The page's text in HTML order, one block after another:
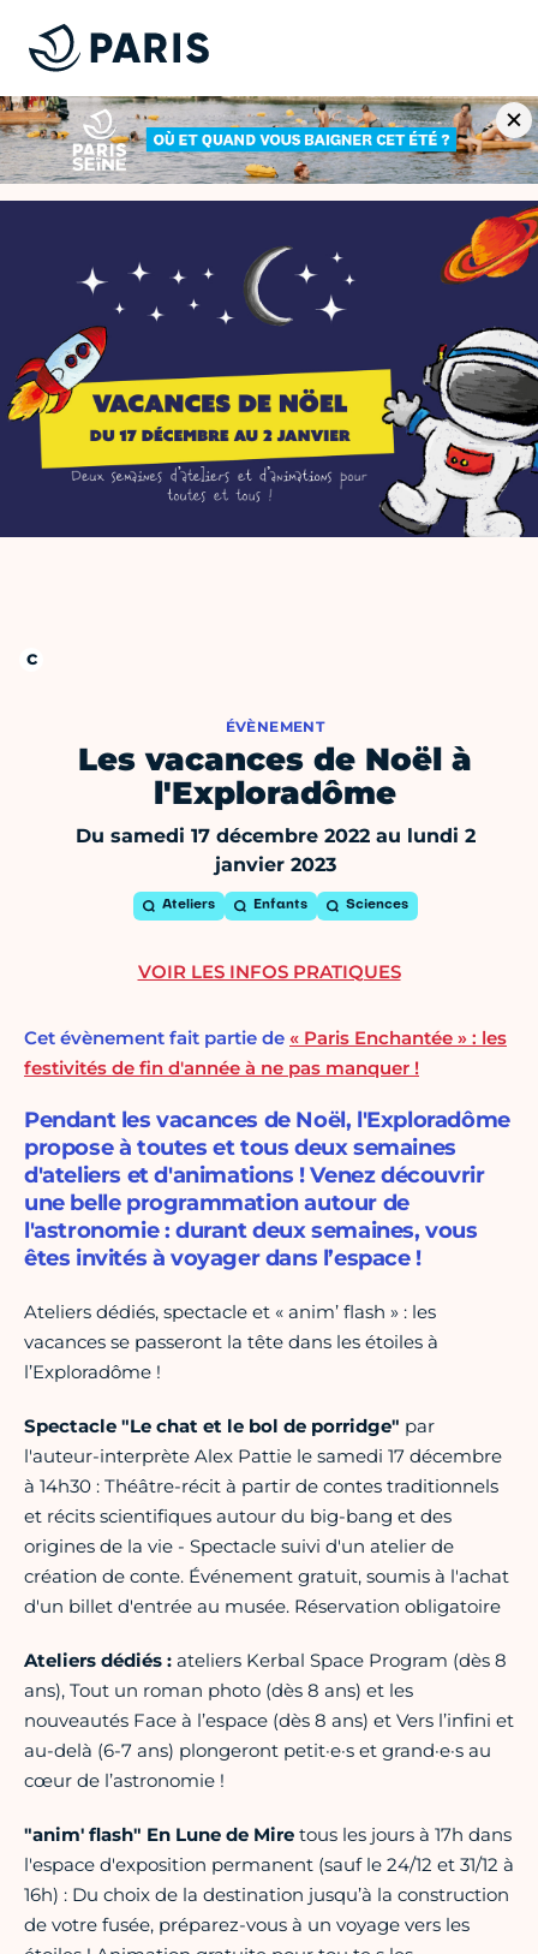
ÉVÈNEMENT
Les vacances de Noël à
l'Exploradôme
Du samedi 17 décembre 2022 au lundi 2
janvier 2023
Ateliers Enfants Sciences
Cet évènement fait partie de « Paris Enchantée » : les
festivités de fin d'année à ne pas manquer !
Pendant les vacances de Noël, l'Exploradôme
propose à toutes et tous deux semaines
d'ateliers et d'animations ! Venez découvrir
une belle programmation autour de
l'astronomie : durant deux semaines, vous
êtes invités à voyager dans l’espace !
Ateliers dédiés, spectacle et « anim’ flash » : les
vacances se passeront la tête dans les étoiles à
l’Exploradôme !
Spectacle "Le chat et le bol de porridge" par
l'auteur-interprète Alex Pattie le samedi 17 décembre
à 14h30 : Théâtre-récit à partir de contes traditionnels
et récits scientifiques autour du big-bang et des
origines de la vie - Spectacle suivi d'un atelier de
création de conte. Événement gratuit, soumis à l'achat
d'un billet d'entrée au musée. Réservation obligatoire
Ateliers dédiés : ateliers Kerbal Space Program (dès 8
ans), Tout un roman photo (dès 8 ans) et les
nouveautés Face à l’espace (dès 8 ans) et Vers l’infini et
au-delà (6-7 ans) plongeront petit·e·s et grand·e·s au
cœur de l’astronomie !
"anim' flash" En Lune de Mire tous les jours à 17h dans
l'espace d'exposition permanent (sauf le 24/12 et 31/12 à
16h) : Du choix de la destination jusqu’à la construction
de votre fusée, préparez-vous à un voyage vers les
VOIR LES INFOS PRATIQUES